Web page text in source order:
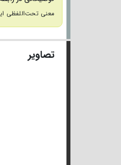
معنی تحت‌اللفظی
تصاویر